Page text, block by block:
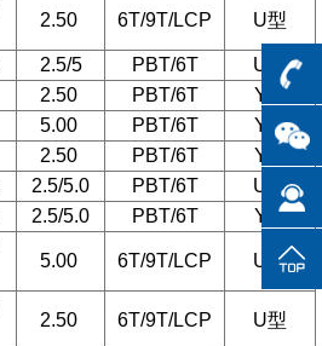
2.50 6T/9T/LCP U型
2.5/5 PBT/6T U型
2.50 PBT/6T
Y型
5.00 PBT/6T
Y型
2.50 PBT/6T Y型
2.5/5.0 PBT/6T
U型
2.5/5.0 PBT/6T
Y型
5.00 6T/9T/LCP U型
2.50 6T/9T/LCP U型